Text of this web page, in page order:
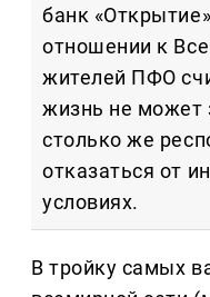
банк
отношении к
жителей ПФО
жизнь не может
столько же
отказаться от
условиях.
В тройку самых